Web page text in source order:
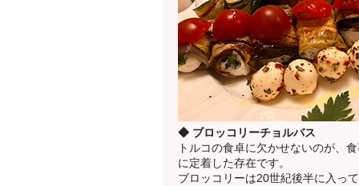
◆ ブロッコリーチョルバス
トルコの食卓に欠かせないのが、
に定着した存在です。
ブロッコリーは20世紀後半に入っ